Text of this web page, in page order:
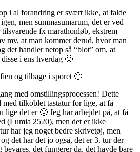
i al forandring er svært ikke, at falde
men summasumarum, det er ved
fx marathonløb, ekstrem
mv, at man kommer derud, hvor man
det handler netop så “blot” om, at
i ens hverdag 🙂
og tilbage i sporet 🙂
med omstillingsprocessen! Dette
tilkoblet tastatur for lige, at få
lige det er 🙂 Jeg har arbejdet på, at få
(Lumia 2520), men det er ikke
har jeg noget bedre skrivetøj, men
det har det jo også, det er 3. tur der
det fungerer da, det havde bare